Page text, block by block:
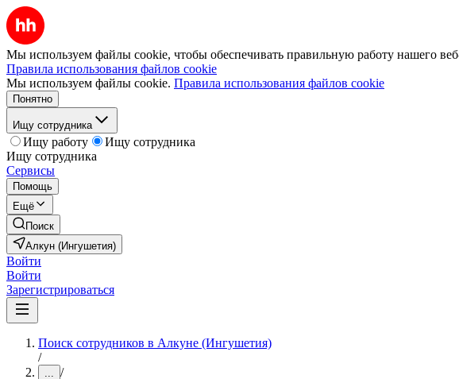
Мы используем файлы cookie, чтобы обеспечивать правильную работу нашего
Правила использования файлов cookie
Мы используем файлы cookie. Правила использования файлов cookie
Понятно
Ищу сотрудника
Ищу работу
Ищу сотрудника
Ищу сотрудника
Сервисы
Помощь
Ещё
Поиск
Алкун (Ингушетия)
Войти
Войти
Зарегистрироваться
Поиск сотрудников в Алкуне (Ингушетия)
/
... /